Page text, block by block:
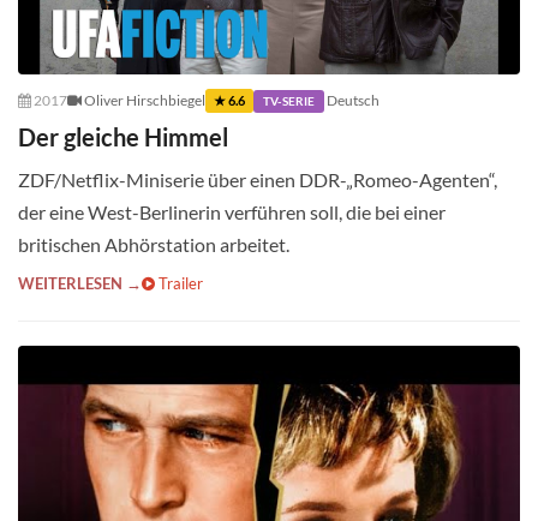
2017 Oliver Hirschbiegel ★ 6.6 TV-SERIE Deutsch
Der gleiche Himmel
ZDF/Netflix-Miniserie über einen DDR-„Romeo-Agenten“,
der eine West-Berlinerin verführen soll, die bei einer
britischen Abhörstation arbeitet.
WEITERLESEN → Trailer